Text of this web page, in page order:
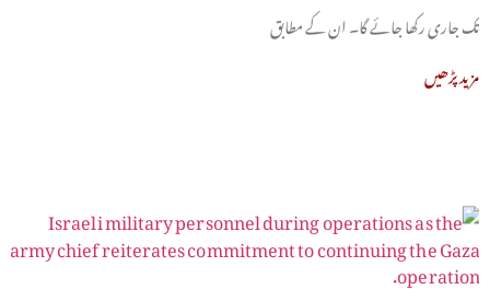
تک جاری رکھا جائے گا۔ ان کے مطابق
مزید پڑھیں